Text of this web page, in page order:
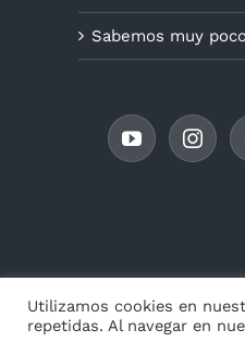
Sabemos muy
Utilizamos cookies en
repetidas. Al navegar en